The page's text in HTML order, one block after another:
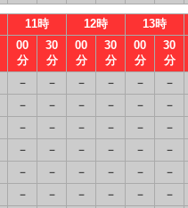
11時 12時 13時
00
分
30
分
00
分
30
分
00
分
30
分
－ － － － － －
－ － － － － －
－ － － － － －
－ － － － － －
－ － － － － －
－ － － － － －